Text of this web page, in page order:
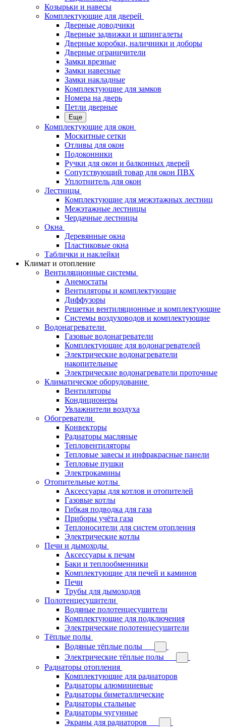
Козырьки и навесы
Комплектующие для дверей
Дверные доводчики
Дверные задвижки и шпингалеты
Дверные коробки, наличники и доборы
Дверные ограничители
Замки врезные
Замки навесные
Замки накладные
Комплектующие для замков
Номера на дверь
Петли дверные
Еще
Комплектующие для окон
Москитные сетки
Отливы для окон
Подоконники
Ручки для окон и балконных дверей
Сопутствующий товар для окон ПВХ
Уплотнитель для окон
Лестницы
Комплектующие для межэтажных лестниц
Межэтажные лестницы
Чердачные лестницы
Окна
Деревянные окна
Пластиковые окна
Таблички и наклейки
Климат и отопление
Вентиляционные системы
Анемостаты
Вентиляторы и комплектующие
Диффузоры
Решетки вентиляционные и комплектующие
Системы воздуховодов и комплектующие
Водонагреватели
Газовые водонагреватели
Комплектующие для водонагревателей
Электрические водонагреватели
накопительные
Электрические водонагреватели проточные
Климатическое оборудование
Вентиляторы
Кондиционеры
Увлажнители воздуха
Обогреватели
Конвекторы
Радиаторы масляные
Тепловентиляторы
Тепловые завесы и инфракрасные панели
Тепловые пушки
Электрокамины
Отопительные котлы
Аксессуары для котлов и отопителей
Газовые котлы
Гибкая подводка для газа
Приборы учёта газа
Теплоносители для систем отопления
Электрические котлы
Печи и дымоходы
Аксессуары к печам
Баки и теплообменники
Комплектующие для печей и каминов
Печи
Трубы для дымоходов
Полотенцесушители
Водяные полотенцесушители
Комплектующие для подключения
Электрические полотенцесушители
Тёплые полы
Водяные тёплые полы
Электрические тёплые полы
Радиаторы отопления
Комплектующие для радиаторов
Радиаторы алюминиевые
Радиаторы биметаллические
Радиаторы стальные
Радиаторы чугунные
Экраны для радиаторов